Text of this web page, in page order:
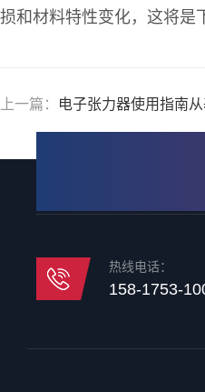
损和材料特性变化，这将是
上一篇： 电子张力器使用指南
热线电话：
158-1753-